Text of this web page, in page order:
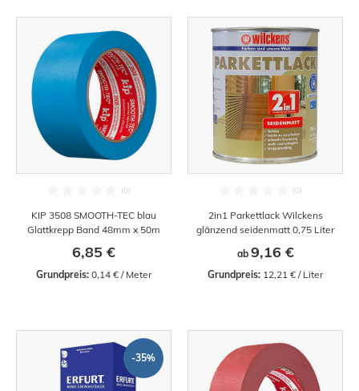
KIP 3508 SMOOTH-TEC blau
Glattkrepp Band 48mm x 50m
6,85 €
Grundpreis: 0,14 € / Meter
2in1 Parkettlack Wilckens
glänzend seidenmatt 0,75 Liter
ab 9,16 €
Grundpreis: 12,21 € / Liter
-35%